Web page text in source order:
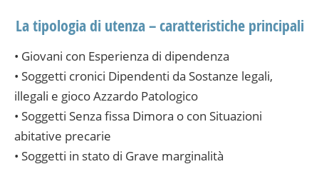
La tipologia di utenza – caratteristiche principali
• Giovani con Esperienza di dipendenza
• Soggetti cronici Dipendenti da Sostanze legali,
illegali e gioco Azzardo Patologico
• Soggetti Senza fissa Dimora o con Situazioni
abitative precarie
• Soggetti in stato di Grave marginalità